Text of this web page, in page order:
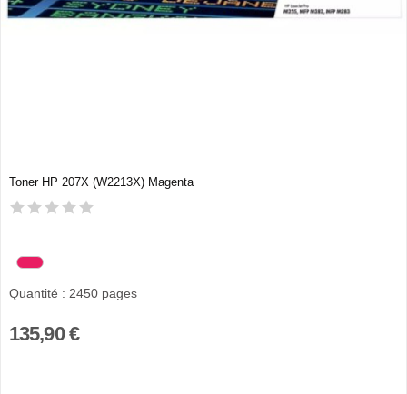
Toner HP 207X (W2213X) Magenta
Quantité : 2450 pages
135,90 €